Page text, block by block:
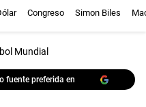
Congreso Simon Biles
Mundial
fuente preferida en